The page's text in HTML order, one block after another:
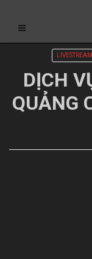
DỊCH
QUẢNG